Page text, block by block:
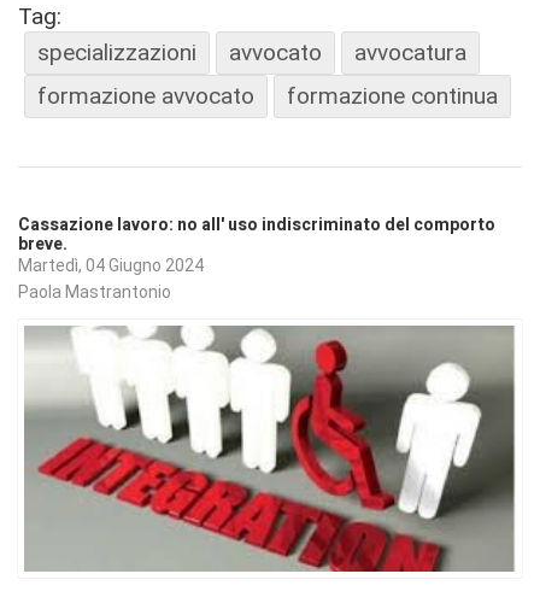
Tag:
specializzazioni
avvocato
avvocatura
formazione avvocato
formazione continua
Cassazione lavoro: no all' uso indiscriminato del comporto
breve.
Martedì, 04 Giugno 2024
Paola Mastrantonio